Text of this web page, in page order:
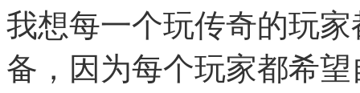
我想每一个玩传奇的玩
备，因为每个玩家都希